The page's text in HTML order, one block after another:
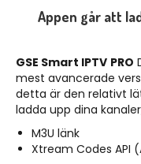
Appen går att
GSE Smart IPTV PRO
mest avancerade
detta är den relativt
ladda upp dina
M3U länk
Xtream Codes API